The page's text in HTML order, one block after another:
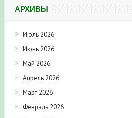
АРХИВЫ
Июль 2026
Июнь 2026
Май 2026
Апрель 2026
Март 2026
Февраль 2026